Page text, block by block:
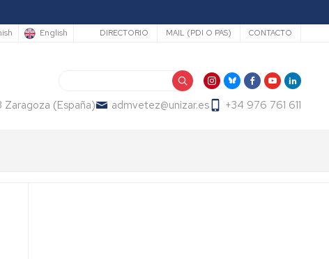
English Secundario
DIRECTORIO MAIL (PDI O PAS) CONTACTO
Zaragoza (España) admvetez@unizar.es +34 976 761 611